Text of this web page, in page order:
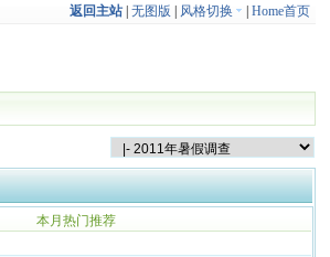
返回主站| 无图版 风格切换 Home首页
本月热门推荐